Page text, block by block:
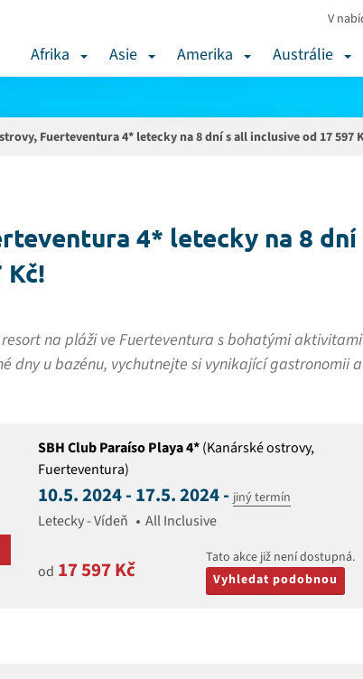
V
Afrika Asie Amerika Austrálie
Fuerteventura 4* letecky na 8 dní s all inclusive od 17 597
4* letecky na 8 dní
na pláži ve Fuerteventura s bohatými
dny u bazénu, vychutnejte si vynikající gastronomii a
SBH Club Paraíso Playa 4*(Kanárské ostrovy,
Fuerteventura)
10.5. 2024 - 17.5. 2024 - jiný termín
Letecky - Vídeň All Inclusive
od 17 597 Kč
Tato akce již není dostupná.
Vyhledat podobnou